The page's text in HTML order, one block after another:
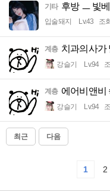
기타 후방 ㅡ 빛
입술돼지 Lv.43 조
계층 치과의사가
강슬기 Lv.94
계층 에어비앤비
강슬기 Lv.94
최근 다음
1 2